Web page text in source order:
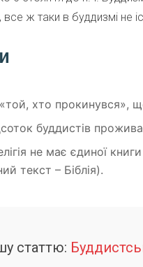
все ж таки в буддизмі не
хто прокинувся»,
буддистів
не має єдиної
текст – Біблія).
статтю: